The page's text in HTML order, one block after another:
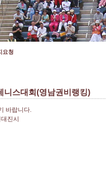
요청
니스대회(영남권비랭킹)
바랍니다.
진시